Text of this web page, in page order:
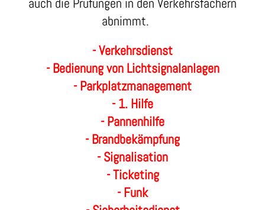
abnimmt.
- Verkehrsdienst
- Bedienung von Lichtsignalanlagen
- Parkplatzmanagement
- 1. Hilfe
- Pannenhilfe
- Brandbekämpfung
- Signalisation
- Ticketing
- Funk